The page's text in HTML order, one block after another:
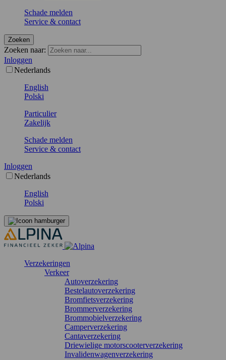
Schade melden
Service & contact
Zoeken
Zoeken naar:
Inloggen
Nederlands
English
Polski
Particulier
Zakelijk
Schade melden
Service & contact
Inloggen
Nederlands
English
Polski
Verzekeringen
Verkeer
Autoverzekering
Bestelautoverzekering
Bromfietsverzekering
Brommerverzekering
Brommobielverzekering
Camperverzekering
Cantaverzekering
Driewielige motorscooterverzekering
Invalidenwagenverzekering